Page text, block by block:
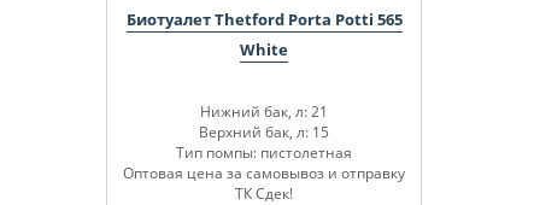
Биотуалет Thetford Porta Potti 565
White
Нижний бак, л: 21
Верхний бак, л: 15
Тип помпы: пистолетная
Оптовая цена за самовывоз и отправку
ТК Сдек!